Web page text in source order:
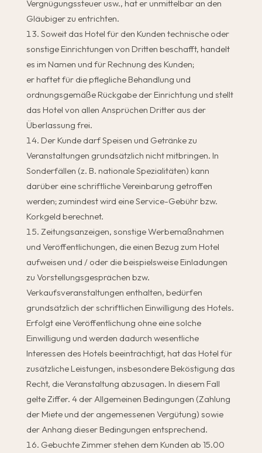
Vergnügungssteuer usw., hat er unmittelbar an den
Gläubiger zu entrichten.
Soweit das Hotel für den Kunden technische oder
sonstige Einrichtungen von Dritten beschafft, handelt
es im Namen und für Rechnung des Kunden;
er haftet für die pflegliche Behandlung und
ordnungsgemäße Rückgabe der Einrichtung und stellt
das Hotel von allen Ansprüchen Dritter aus der
Überlassung frei.
Der Kunde darf Speisen und Getränke zu
Veranstaltungen grundsätzlich nicht mitbringen. In
Sonderfällen (z. B. nationale Spezialitäten) kann
darüber eine schriftliche Vereinbarung getroffen
werden; zumindest wird eine Service-Gebühr bzw.
Korkgeld berechnet.
Zeitungsanzeigen, sonstige Werbemaßnahmen
und Veröffentlichungen, die einen Bezug zum Hotel
aufweisen und / oder die beispielsweise Einladungen
zu Vorstellungsgesprächen bzw.
Verkaufsveranstaltungen enthalten, bedürfen
grundsätzlich der schriftlichen Einwilligung des Hotels.
Erfolgt eine Veröffentlichung ohne eine solche
Einwilligung und werden dadurch wesentliche
Interessen des Hotels beeinträchtigt, hat das Hotel für
zusätzliche Leistungen, insbesondere Beköstigung das
Recht, die Veranstaltung abzusagen. In diesem Fall
gelte Ziffer. 4 der Allgemeinen Bedingungen (Zahlung
der Miete und der angemessenen Vergütung) sowie
der Anhang dieser Bedingungen entsprechend.
Gebuchte Zimmer stehen dem Kunden ab 15.00